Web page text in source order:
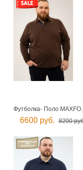
6600 руб. 8200